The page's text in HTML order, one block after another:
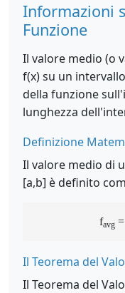
Informazioni
Funzione
Il valore medio (o
f(x) su un
della funzione
lunghezza
Definizione
Il valore medio di
[a,b] è definito
favg=
Il Teorema del
Il Teorema del